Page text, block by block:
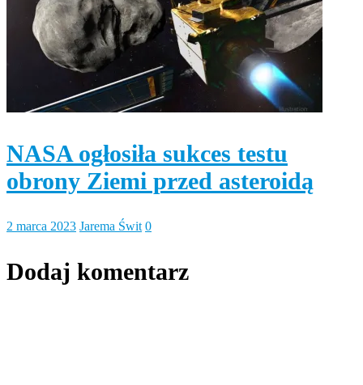
NASA ogłosiła sukces testu
obrony Ziemi przed asteroidą
2 marca 2023 Jarema Świt 0
Dodaj komentarz